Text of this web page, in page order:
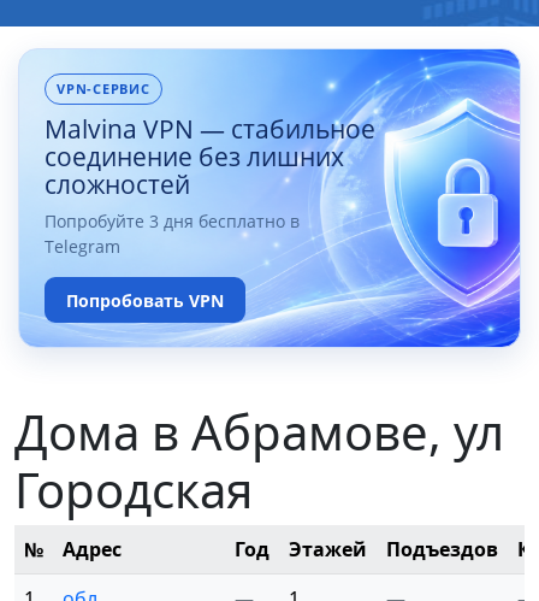
VPN-СЕРВИС
Malvina VPN — стабильное
соединение без лишних
сложностей
Попробуйте 3 дня бесплатно в
Telegram
Попробовать VPN
Дома в Абрамове, ул
Городская
№ Адрес Год Этажей Подъездов